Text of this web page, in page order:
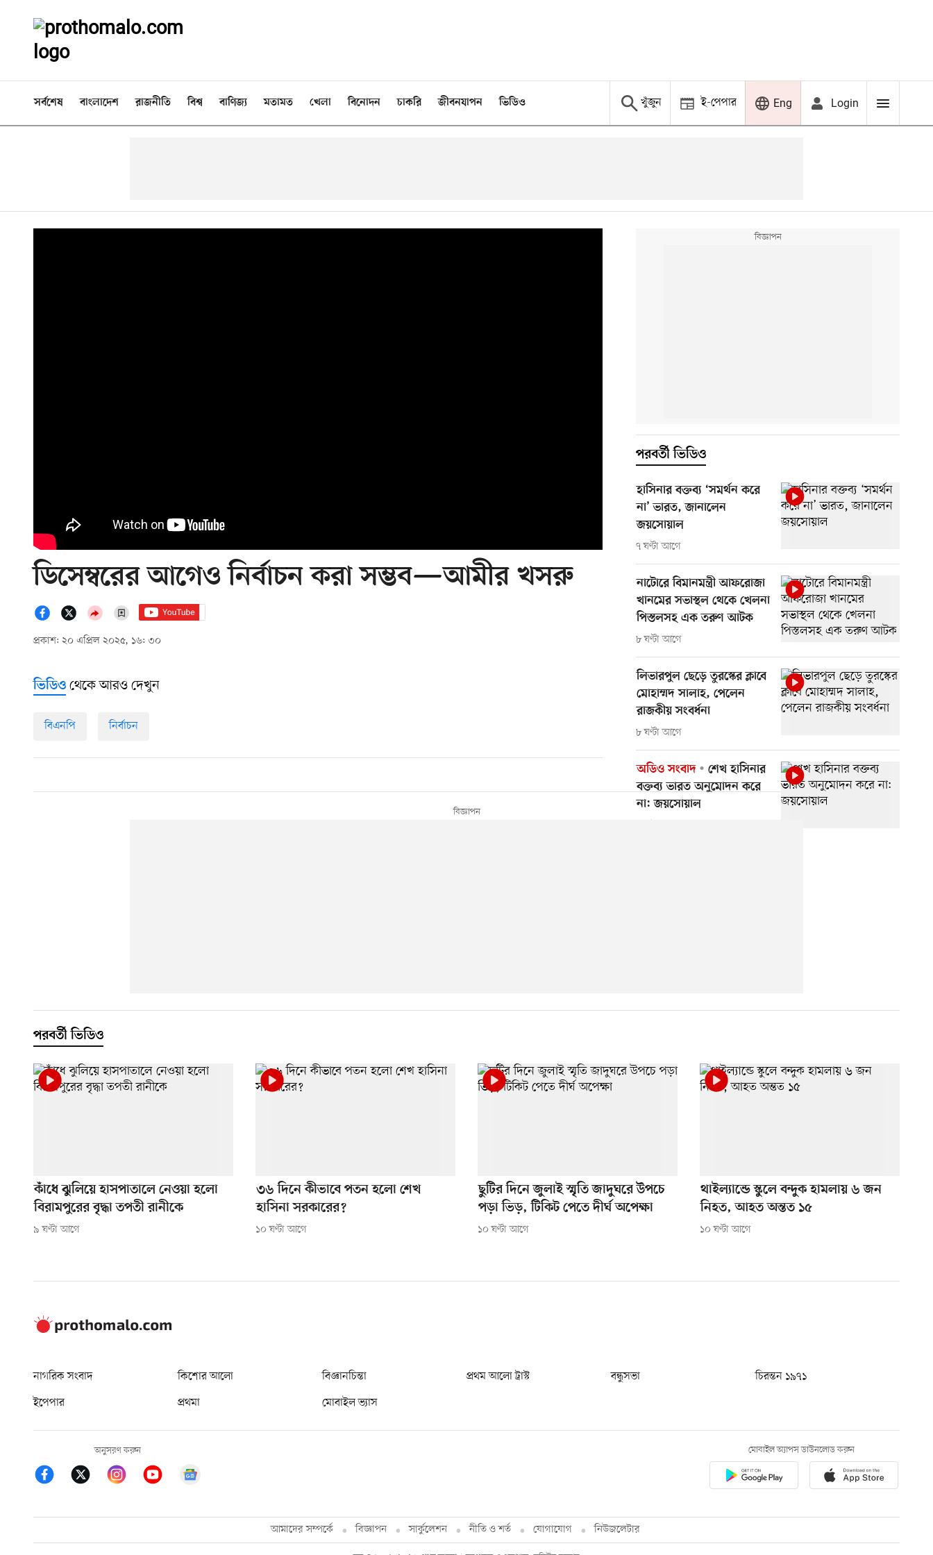
সর্বশেষ বাংলাদেশ রাজনীতি বিশ্ব বাণিজ্য মতামত খেলা বিনোদন চাকরি জীবনযাপন ভিডিও খুঁজুন ই-পেপার Eng Login
ডিসেম্বরের আগেও নির্বাচন করা সম্ভব—আমীর খসরু
প্রকাশ: ২০ এপ্রিল ২০২৫, ১৬: ৩০
পরবর্তী ভিডিও
হাসিনার বক্তব্য ‘সমর্থন করে
না’ ভারত, জানালেন
জয়সোয়াল
৭ ঘণ্টা আগে
নাটোরে বিমানমন্ত্রী আফরোজা
খানমের সভাস্থল থেকে খেলনা
পিস্তলসহ এক তরুণ আটক
৮ ঘণ্টা আগে
লিভারপুল ছেড়ে তুরস্কের ক্লাবে
মোহাম্মদ সালাহ, পেলেন
রাজকীয় সংবর্ধনা
৮ ঘণ্টা আগে
অডিও সংবাদ
শেখ হাসিনার
বক্তব্য ভারত অনুমোদন করে
না: জয়সোয়াল
ভিডিও থেকে আরও দেখুন
বিএনপি নির্বাচন
পরবর্তী ভিডিও
কাঁধে ঝুলিয়ে হাসপাতালে নেওয়া হলো
বিরামপুরের বৃদ্ধা তপতী রানীকে
৯ ঘণ্টা আগে
৩৬ দিনে কীভাবে পতন হলো শেখ
হাসিনা সরকারের?
১০ ঘণ্টা আগে
ছুটির দিনে জুলাই স্মৃতি জাদুঘরে উপচে
পড়া ভিড়, টিকিট পেতে দীর্ঘ অপেক্ষা
১০ ঘণ্টা আগে
থাইল্যান্ডে স্কুলে বন্দুক হামলায় ৬ জন
নিহত, আহত অন্তত ১৫
১০ ঘণ্টা আগে
নাগরিক সংবাদ কিশোর আলো বিজ্ঞানচিন্তা প্রথম আলো ট্রাস্ট বন্ধুসভা
চিরন্তন ১৯৭১
ইপেপার
প্রথমা মোবাইল ভ্যাস
অনুসরণ করুন মোবাইল অ্যাপস ডাউনলোড করুন
আমাদের সম্পর্কে বিজ্ঞাপন সার্কুলেশন নীতি ও শর্ত যোগাযোগ নিউজলেটার